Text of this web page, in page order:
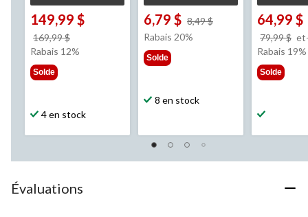
149,99 $
169,99 $
était
Rabais 12%
Solde
4 en stock
6,79 $ 8,49 $
Rabais 20%
Solde
8 en stock
64,99 $
79,99 $
Rabais 19%
Solde
Évaluations